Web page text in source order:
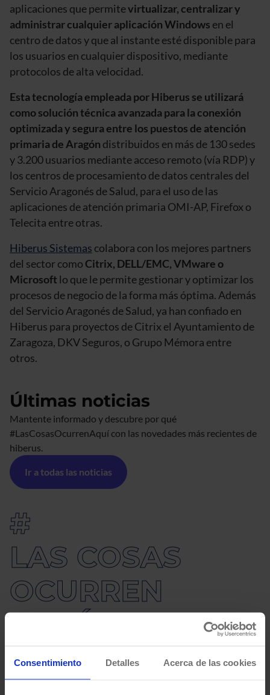
Consentimiento Detalles Acerca de las cookies
aplicaciones que permitevirtualizar, centralizar y
administrar cualquier aplicación Windows en el
centro de datos y que al instante esté disponible para
los usuarios en cualquier dispositivo, mediante
protocolos de alta velocidad.
Esta tecnología empleada por Hiberus se utilizará
como solución técnica avanzada para la conexión
optimizada y segura entre los puestos de atención
primaria de Aragón distribuidos en más de 130 sedes
y 3.200 usuarios mediante acceso remoto (vía RDP) y
los centros de procesamiento de datos centrales del
Servicio Aragonés de Salud, para el uso de las
aplicaciones de atención primaria OMI-AP, Firefox o
Telecita entre otras.
Hiberus Sistemas colabora con los mejores partners
del sector como Citrix, DELL/EMC, VMware o
Microsoft lo que le permite gestionar y optimizar los
procesos de negocio de la forma más óptima. Además
del Servicio Aragonés de Salud, ya han confiado en
Hiberus para proyectos de Citrix el Ayuntamiento de
Zaragoza, DKV Seguros, o Grupo Mémora entre
otros.
Últimas noticias
Mantente informado y descubre por qué
#LasCosasOcurrenAquí con las novedades más recientes de
hiberus.
Ir a todas las noticias
#
LAS COSAS
OCURREN